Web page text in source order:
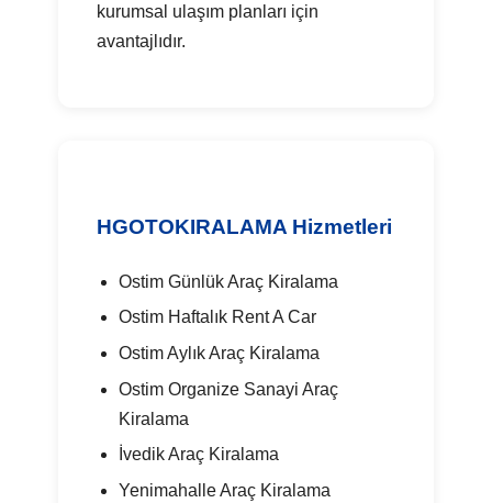
kurumsal ulaşım planları için
avantajlıdır.
HGOTOKIRALAMA Hizmetleri
Ostim Günlük Araç Kiralama
Ostim Haftalık Rent A Car
Ostim Aylık Araç Kiralama
Ostim Organize Sanayi Araç
Kiralama
İvedik Araç Kiralama
Yenimahalle Araç Kiralama